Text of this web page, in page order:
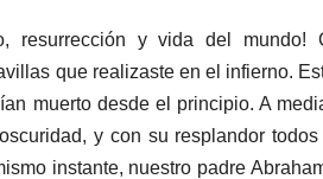
resurrección y vida del
que realizaste en el infierno.
muerto desde el principio. A
y con su resplandor
instante, nuestro padre